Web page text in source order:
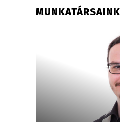
MUNKATÁRSAINK